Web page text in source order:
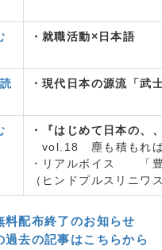
・就職活動×日本語
・現代日本の源流「武
・『はじめて日本の、
vol.18 塵も積もれ
・リアルボイス 「豊
（ヒンドプルスリニ
配布終了のお知らせ
去の記事はこちらから